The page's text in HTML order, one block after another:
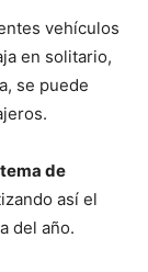
vehículos
en solitario,
se puede
de
así el
del año.